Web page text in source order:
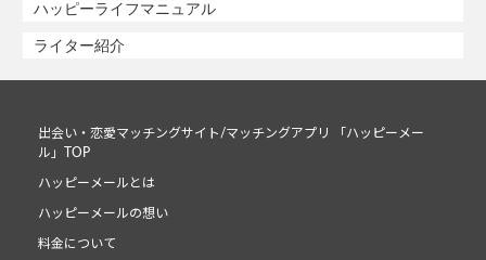
ハッピーライフマニュアル
ライター紹介
出会い・恋愛マッチングサイト/マッチングアプリ 「ハッピーメー
ル」TOP
ハッピーメールとは
ハッピーメールの想い
料金について